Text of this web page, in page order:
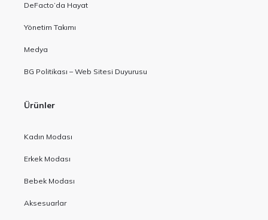
DeFacto’da Hayat
Yönetim Takımı
Medya
BG Politikası – Web Sitesi Duyurusu
Ürünler
Kadın Modası
Erkek Modası
Bebek Modası
Aksesuarlar